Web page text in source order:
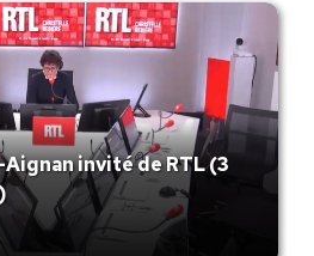
invité de RTL (3